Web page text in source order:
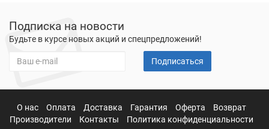
Подписка на новости
Будьте в курсе новых акций и спецпредложений!
Подписаться
О нас Оплата Доставка Гарантия Оферта
Возврат
Производители
Контакты Политика конфиденциальности